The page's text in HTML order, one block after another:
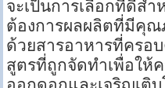
จะเป็นการเลือกที่ดีส
ต้องการผลผลิตที่มีคุ
ด้วยสารอาหารที่ครอ
สูตรที่ถูกจัดทำเพื่อให้